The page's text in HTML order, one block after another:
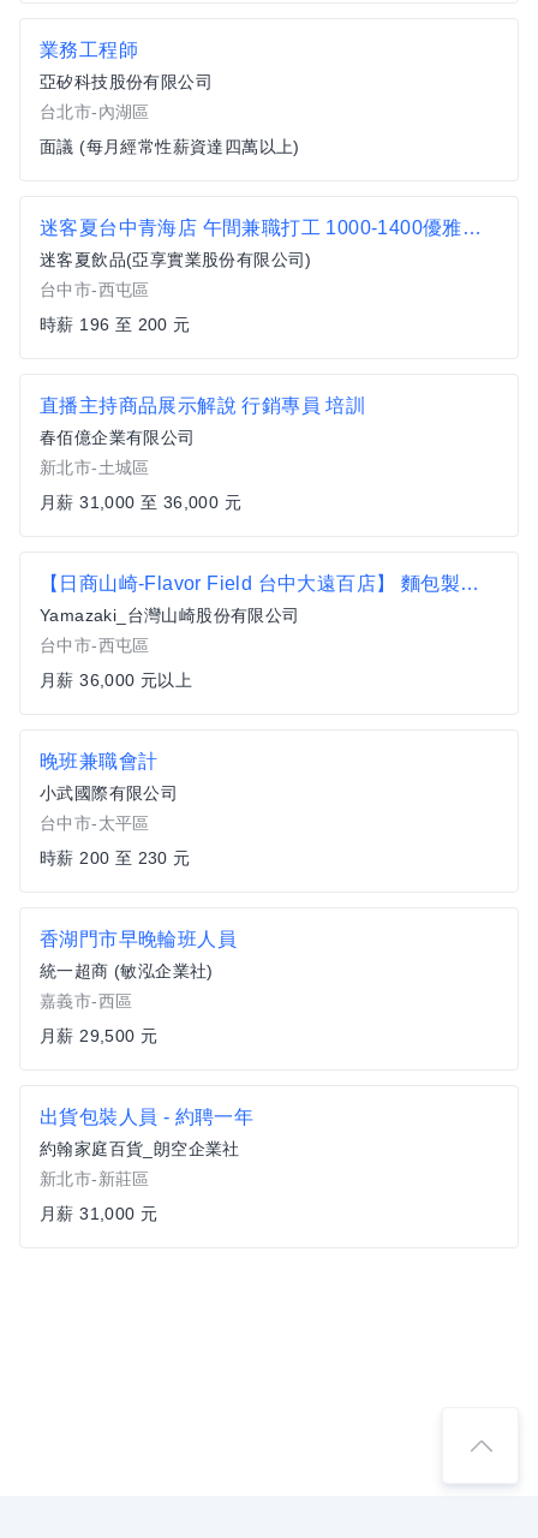
業務工程師
亞矽科技股份有限公司
台北市-內湖區
面議 (每月經常性薪資達四萬以上)
迷客夏台中青海店 午間兼職打工 1000-1400優雅時段 其餘時間留給生活
迷客夏飲品(亞享實業股份有限公司)
台中市-西屯區
時薪 196 至 200 元
直播主持商品展示解說 行銷專員 培訓
春佰億企業有限公司
新北市-土城區
月薪 31,000 至 36,000 元
【日商山崎-Flavor Field 台中大遠百店】 麵包製作-正職
Yamazaki_台灣山崎股份有限公司
台中市-西屯區
月薪 36,000 元以上
晚班兼職會計
小武國際有限公司
台中市-太平區
時薪 200 至 230 元
香湖門市早晚輪班人員
統一超商 (敏泓企業社)
嘉義市-西區
月薪 29,500 元
出貨包裝人員 - 約聘一年
約翰家庭百貨_朗空企業社
新北市-新莊區
月薪 31,000 元